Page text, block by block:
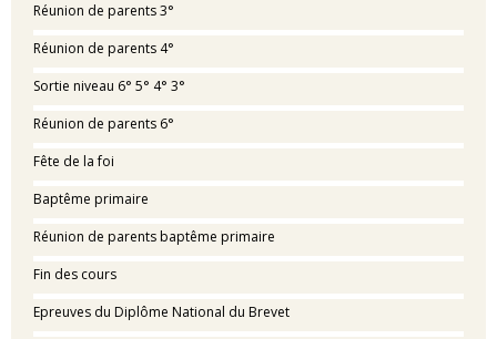
Réunion de parents 3°
Réunion de parents 4°
Sortie niveau 6° 5° 4° 3°
Réunion de parents 6°
Fête de la foi
Baptême primaire
Réunion de parents baptême primaire
Fin des cours
Epreuves du Diplôme National du Brevet